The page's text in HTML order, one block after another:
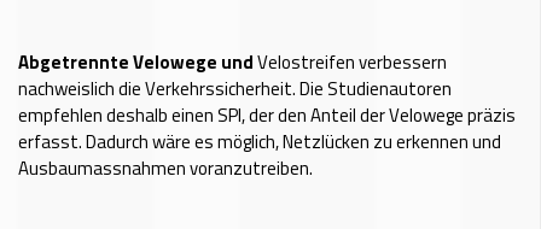
Abgetrennte Velowege undVelostreifen verbessern
nachweislich die Verkehrssicherheit. Die Studienautoren
empfehlen deshalb einen SPI, der den Anteil der Velowege präzis
erfasst. Dadurch wäre es möglich, Netzlücken zu erkennen und
Ausbaumassnahmen voranzutreiben.